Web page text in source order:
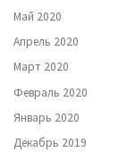
Май 2020
Апрель 2020
Март 2020
Февраль 2020
Январь 2020
Декабрь 2019